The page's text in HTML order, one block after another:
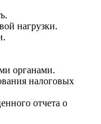
нагрузки.
органами.
налоговых
отчета о